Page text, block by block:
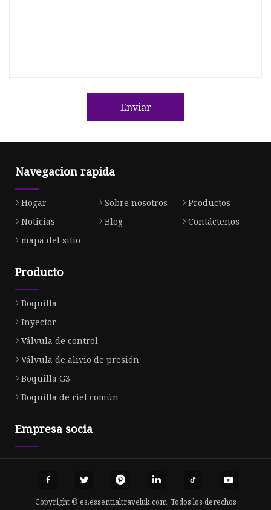
Enviar
Navegacion rapida
Hogar Sobre nosotros
Productos
Noticias
Blog
Contáctenos
mapa del sitio
Producto
Boquilla
Inyector
Válvula de control
Válvula de alivio de presión
Boquilla G3
Boquilla de riel común
Empresa socia
Copyright © es.essentialtraveluk.com, Todos los derechos